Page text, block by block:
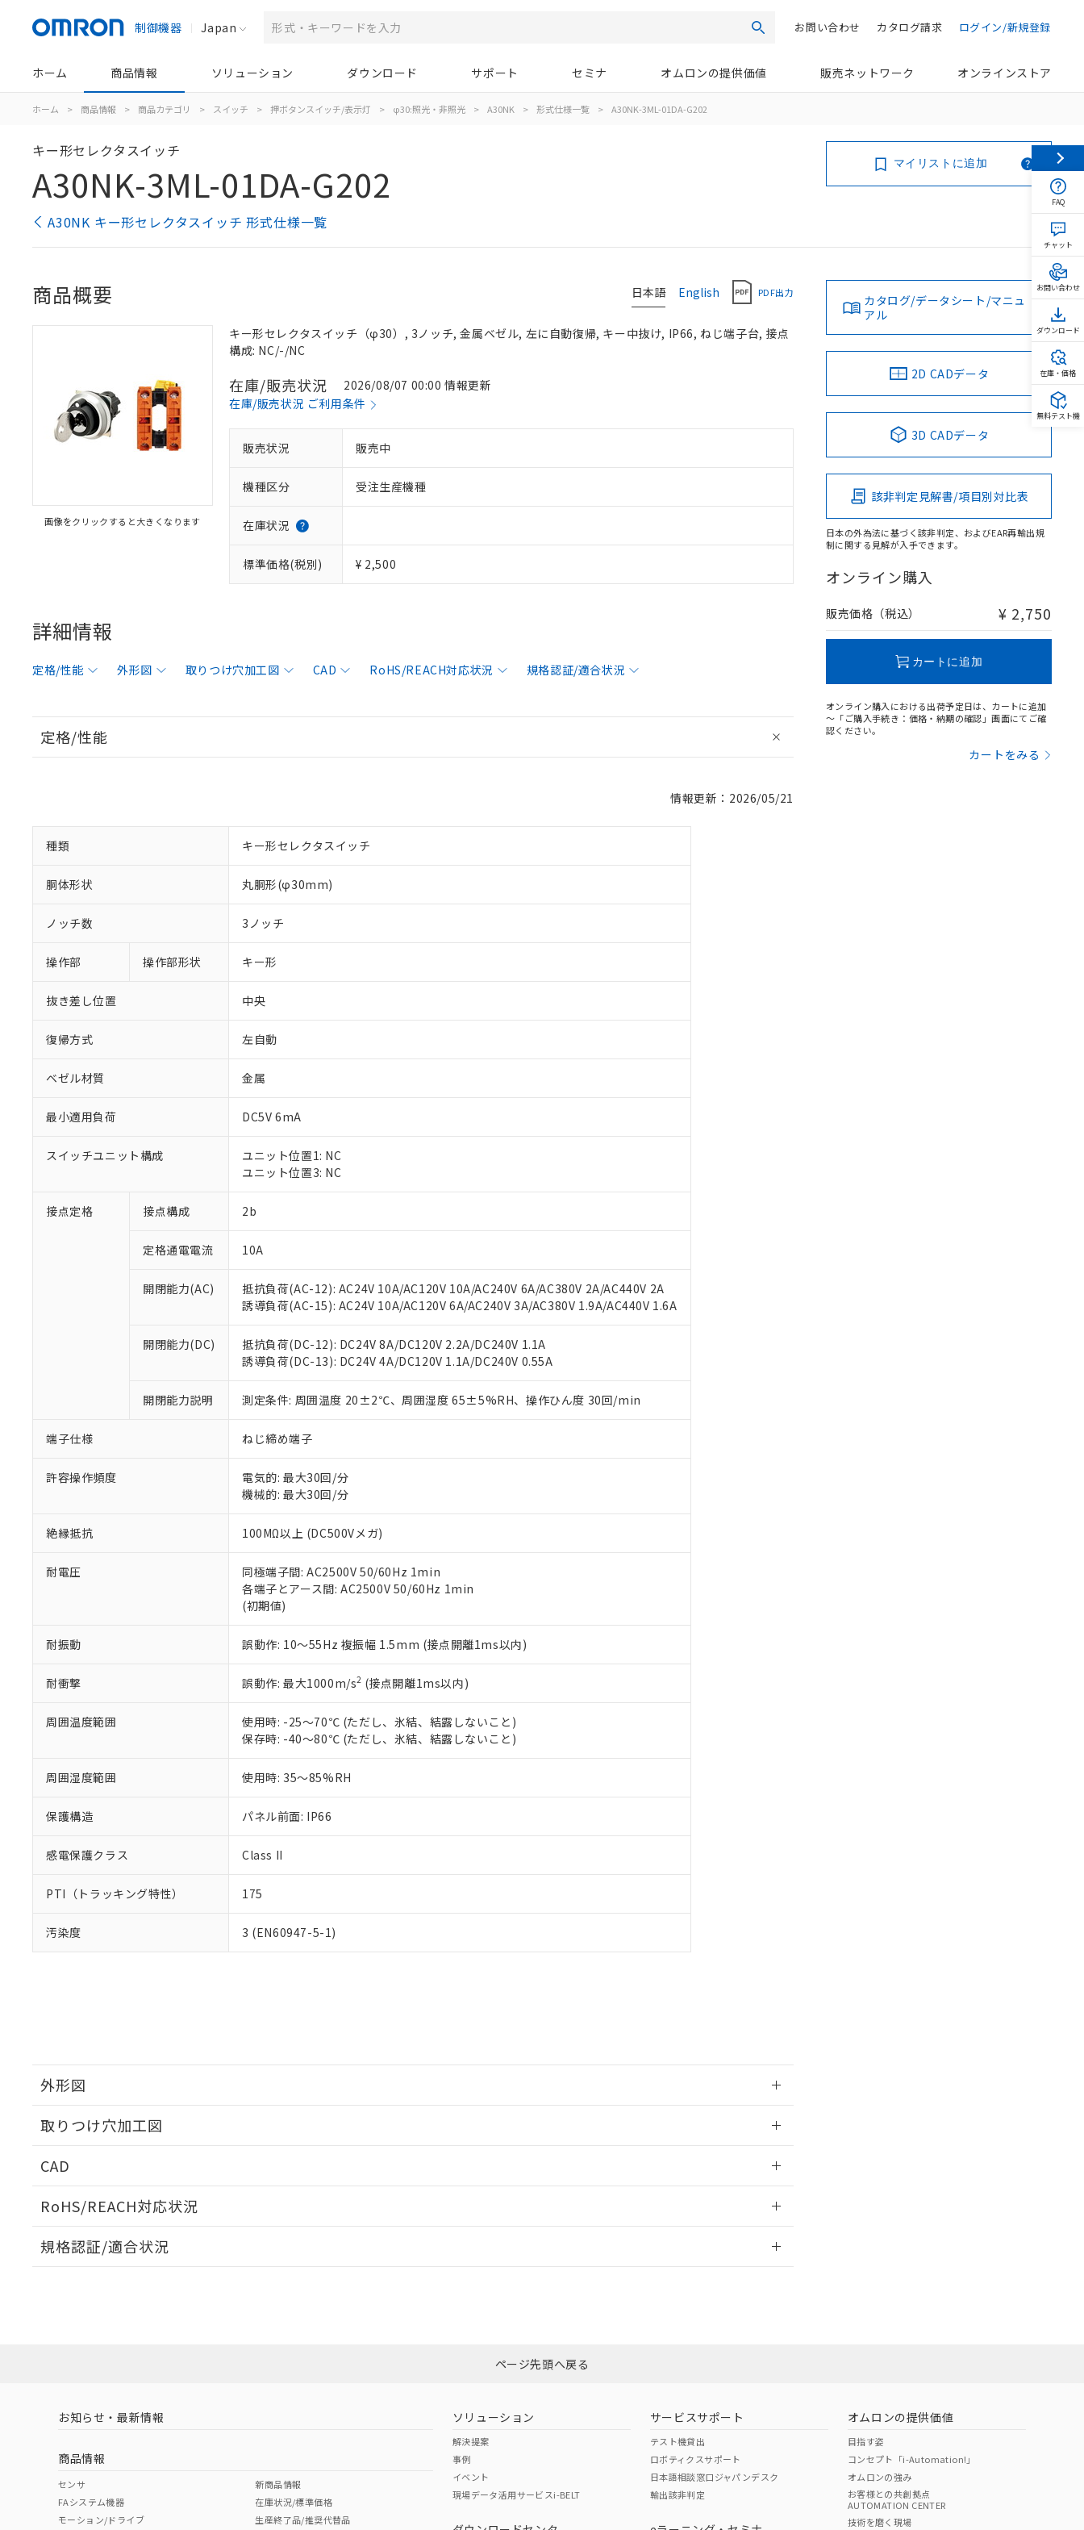
制御機器 Japan 検索 ログイン/新規登録
カタログ請求
お問い合わせ
ホーム 商品情報 ソリューション ダウンロード サポート セミナ オムロンの提供価値 販売ネットワーク オンラインストア
ホーム > 商品情報 > 商品カテゴリ > スイッチ > 押ボタンスイッチ/表示灯 > φ30:照光・非照光 > A30NK > 形式仕様一覧 > A30NK-3ML-01DA-G202
キー形セレクタスイッチ
A30NK-3ML-01DA-G202
A30NK キー形セレクタスイッチ 形式仕様一覧
マイリストに追加
日本語 English PDF出力
商品概要
画像をクリックすると大きくなります
キー形セレクタスイッチ（φ30）, 3ノッチ, 金属ベゼル, 左に自動復帰, キー中抜け, IP66, ねじ端子台, 接点
構成: NC/-/NC
在庫/販売状況
2026/08/07 00:00 情報更新
在庫/販売状況 ご利用条件
販売状況 販売中
機種区分 受注生産機種
在庫状況
標準価格(税別) ¥ 2,500
詳細情報
定格/性能 外形図 取りつけ穴加工図 CAD RoHS/REACH対応状況 規格認証/適合状況
定格/性能
情報更新：2026/05/21
種類 キー形セレクタスイッチ
胴体形状 丸胴形(φ30mm)
ノッチ数 3ノッチ
操作部 操作部形状 キー形
抜き差し位置 中央
復帰方式 左自動
ベゼル材質 金属
最小適用負荷 DC5V 6mA
スイッチユニット構成
ユニット位置1: NC
ユニット位置3: NC
接点定格 接点構成 2b
定格通電電流 10A
開閉能力(AC)
抵抗負荷(AC-12): AC24V 10A/AC120V 10A/AC240V 6A/AC380V 2A/AC440V 2A
誘導負荷(AC-15): AC24V 10A/AC120V 6A/AC240V 3A/AC380V 1.9A/AC440V 1.6A
開閉能力(DC)
抵抗負荷(DC-12): DC24V 8A/DC120V 2.2A/DC240V 1.1A
誘導負荷(DC-13): DC24V 4A/DC120V 1.1A/DC240V 0.55A
開閉能力説明 測定条件: 周囲温度 20±2℃、周囲湿度 65±5%RH、操作ひん度 30回/min
端子仕様 ねじ締め端子
許容操作頻度
電気的: 最大30回/分
機械的: 最大30回/分
絶縁抵抗 100MΩ以上 (DC500Vメガ)
耐電圧
同極端子間: AC2500V 50/60Hz 1min
各端子とアース間: AC2500V 50/60Hz 1min
(初期値)
耐振動 誤動作: 10～55Hz 複振幅 1.5mm (接点開離1ms以内)
耐衝撃 誤動作: 最大1000m/s2 (接点開離1ms以内)
周囲温度範囲
使用時: -25～70℃ (ただし、氷結、結露しないこと)
保存時: -40～80℃ (ただし、氷結、結露しないこと)
周囲湿度範囲 使用時: 35～85%RH
保護構造 パネル前面: IP66
感電保護クラス Class II
PTI（トラッキング特性） 175
汚染度 3 (EN60947-5-1)
外形図
取りつけ穴加工図
CAD
RoHS/REACH対応状況
EU RoHS 注意事項・凡例
ダウンロードはこちら
中国 RoHS 注意事項・凡例
中国 RoHS表
Pb Hg Cr(VI)
規格認証/適合状況
カタログ/データシート/マニュ
アル
2D CADデータ
3D CADデータ
該非判定見解書/項目別対比表
日本の外為法に基づく該非判定、およびEAR再輸出規
制に関する見解が入手できます。
オンライン購入
販売価格（税込） ¥ 2,750
カートに追加
オンライン購入における出荷予定日は、カートに追加
～「ご購入手続き：価格・納期の確認」画面にてご確
認ください。
カートをみる
ご利用条件
以下の条件をお読みいただき、同意のうえご利用ください。
くものです。
当社制御機器事業取扱商品の中には、本サービスの対象外となる商品もあることをご了承ください。
在庫状況および標準価格照会結果は、記載している更新日時点での社内データに基づき作成されるも
のであり、閲覧された時点での実際の在庫および標準価格とは異なる場合があることをご了承くださ
い。
正式な納期状況および標準価格はお客様のお取引先、またはお客様担当のオムロン制御機器販売店・
在庫状況および標準価格結果を当社の事前の承諾なく第三者に漏洩または開示しないようお願いしま
す。
マイパーツ機能（部品リスト作成サービス）をご利用いただくには、I-Webメンバーズにご登録され
ている必要があります。
お客様が当ウェブサイト上で当社にご登録された部品リストについて、当社および当社の共同利用者
が、当社の製品・サービスに関するお客様との取引・商談に必要な範囲で利用することをご了承くだ
さい。
※1 対応状況
対応済み：EU RoHS指令（10物質）の非含有に対応した製品が提供可能な商品です。
対応予定なし：EU RoHS指令（10物質）の非含有に非対応の商品で、対応品を出す予定はありません。
調査・確認中：EU RoHS指令（10物質）の非含有の対応状況を調査中または確認中の商品です。
仕入先様の事情により、非含有部品としていたものが、含有品と判明した場合などやむを得ず変更すること
があります。
鉛(Pb) 1000ppm以下、 水銀(Hg) 1000ppm以下、 カドミウム(Cd) 100ppm以下、
六価クロム(Cr(Ⅵ)) 1000ppm以下、ポリ臭化ビフェニル類(PBB) 1000ppm以下、ポリ臭化ジフェニルエーテル類(PBDE) 1000ppm以下、
フタル酸ビス(2-エチルヘキシル) (DEHP)(別名：DOP) 1000ppm以下、フタル酸ブチルベンジル（BBP） 1000ppm以下、フタル酸ジブチ
ル（DBP） 1000ppm以下、フタル酸ジイソブチル (DIBP) 1000ppm以下
但し、RoHS指令で産業用監視および制御機器に対する適用除外項目は除く。
フタル酸エステル類の４物質については閾値を超える意図的な使用がないことを確認しています。
部品在庫の切り替え状況などにより、予定月が前後することがあります。
※3 非含有証明書ダウンロード
下記の非含有証明書をダウンロードすることができます。
EU RoHS指令（10物質）の非含有証明書
51物質の非含有証明書（当社基準）
※本証明書は発行日時点で非含有を証明するもので、過去に遡って非含有を証明するものではありません。
混在することから備考欄に対応日を記載しておりました。
既に当社にて対応品への在庫切替を完了していることから、特段のことがない限り、2022年1月12日よ
り割愛しております。
※1 中国RoHS○×表
「○」：最大均質材料含有率が中国RoHSの基準値以下であることを示します。
「×」：最大均質材料含有率が中国RoHSの基準値を超えていることを示します。
「－」：未確認です。当社販売部門へお問い合わせください。
Cr(Ⅵ)(六価クロム) : 1000ppm、 PBBs(ポリ臭化ビフェニル類) : 1000ppm、 PBDEs(ポリ臭化ジフェニルエーテル類) : 1000ppm、
※2 環境保護使用期限
「ｅ」：有害物質（10物質）のすべてが基準値以下であることを示します。
味します。
「－」：未確認です。当社販売部門へお問い合わせください。
う）を輸出または国外への提供する場合は、日本国政府の輸出許可(または役務取引許可)を取得する
などの必要な手続きをとります。
当社は規制貨物を破棄する場合は、完全に破砕するなど、違法に輸出されないよう必要な手段を講じ
ます。
当社は貴社製品を、核兵器、ミサイル、化学兵器、生物兵器またはその他武器並びにこれらの製造装
置等に一切使用いたしません。
また当社は、販売先および販売に係わる関係者が違法に輸出するおそれがある場合は、取り引きをい
たしません。
合意する
記
説明
－
在庫なし(最新の在庫状況については、お客様のお取引先、またはお客様担当のオムロン制御
機器販売店・当社販売員にご確認ください)
受注生産機種、また在庫状況の情報を公開していない機種
ページ先頭へ戻る
お知らせ・最新情報
商品情報
センサ
FAシステム機器
モーション/ドライブ
新商品情報
在庫状況/標準価格
生産終了品/推奨代替品
ソリューション
解決提案
事例
イベント
現場データ活用サービスi-BELT
サービスサポート
テスト機貸出
ロボティクスサポート
日本語相談窓口ジャパンデスク
輸出該非判定
オムロンの提供価値
目指す姿
コンセプト「i-Automation!」
オムロンの強み
お客様との共創拠点
AUTOMATION CENTER
技術を磨く現場
FAQ
チャット
お問い合わせ
ダウンロード
在庫・価格
無料テスト機